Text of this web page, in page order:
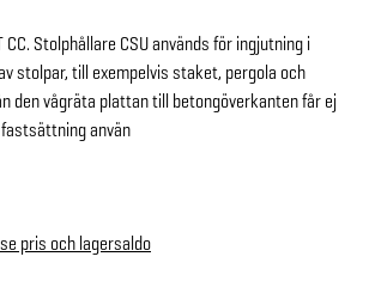
pris och lagersaldo
CC. Stolphållare CSU används för ingjutning i
stolpar, till exempelvis staket, pergola och
den vågräta plattan till betongöverkanten får ej
använ